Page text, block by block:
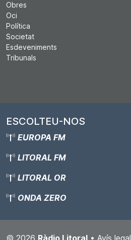
Obres
Oci
Política
Societat
Esdeveniments
Tribunals
ESCOLTEU-NOS
EUROPA FM
LITORAL FM
LITORAL OR
ONDA ZERO